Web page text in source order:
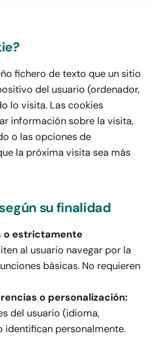
fichero de texto que un sitio
del usuario (ordenador,
lo visita. Las cookies
información sobre la visita,
o las opciones de
la próxima visita sea más
su finalidad
o estrictamente
al usuario navegar por la
básicas. No requieren
o personalización:
del usuario (idioma,
identifican personalmente.